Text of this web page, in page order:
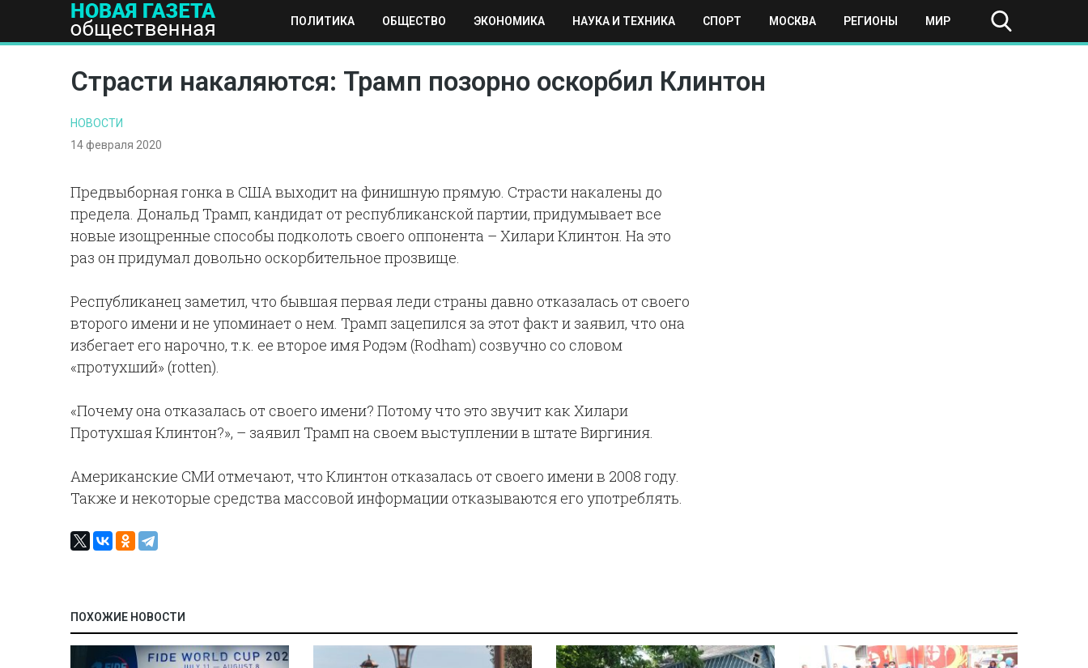
ПОЛИТИКА ОБЩЕСТВО ЭКОНОМИКА НАУКА И ТЕХНИКА СПОРТ МОСКВА РЕГИОНЫ МИР
ПОЛИТИКА ОБЩЕСТВО ЭКОНОМИКА НАУКА И ТЕХНИКА СПОРТ МОСКВА РЕГИОНЫ МИР
Страсти накаляются: Трамп позорно оскорбил Клинтон
НОВОСТИ
14 февраля 2020
Предвыборная гонка в США выходит на финишную прямую. Страсти накалены до
предела. Дональд Трамп, кандидат от республиканской партии, придумывает все
новые изощренные способы подколоть своего оппонента – Хилари Клинтон. На это
раз он придумал довольно оскорбительное прозвище.
Республиканец заметил, что бывшая первая леди страны давно отказалась от своего
второго имени и не упоминает о нем. Трамп зацепился за этот факт и заявил, что она
избегает его нарочно, т.к. ее второе имя Родэм (Rodham) созвучно со словом
«протухший» (rotten).
«Почему она отказалась от своего имени? Потому что это звучит как Хилари
Протухшая Клинтон?», – заявил Трамп на своем выступлении в штате Виргиния.
Американские СМИ отмечают, что Клинтон отказалась от своего имени в 2008 году.
Также и некоторые средства массовой информации отказываются его употреблять.
ПОХОЖИЕ НОВОСТИ